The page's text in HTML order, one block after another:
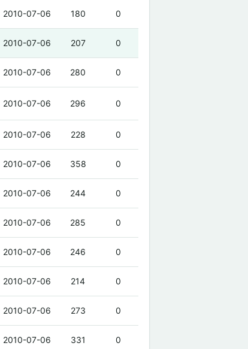
2010-07-06 180 0
2010-07-06 207 0
2010-07-06 280 0
2010-07-06 296 0
2010-07-06 228 0
2010-07-06 358 0
2010-07-06 244 0
2010-07-06 285 0
2010-07-06 246 0
2010-07-06 214 0
2010-07-06 273 0
2010-07-06 331 0